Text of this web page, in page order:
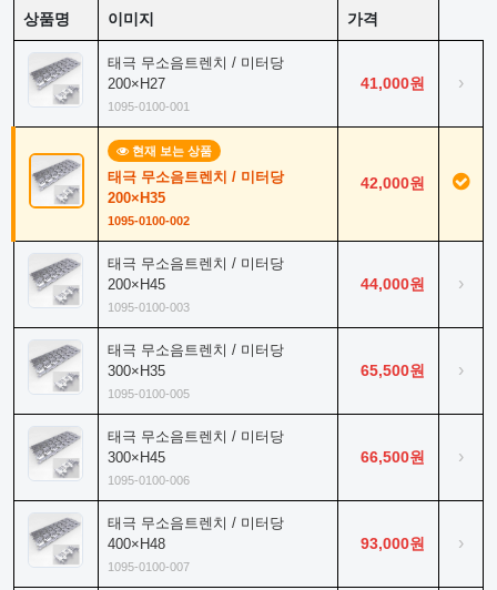
상품명 이미지 가격
태극 무소음트렌치 / 미터당
200×H27
1095-0100-001
41,000원 ›
현재 보는 상품
태극 무소음트렌치 / 미터당
200×H35
1095-0100-002
42,000원
태극 무소음트렌치 / 미터당
200×H45
1095-0100-003
44,000원 ›
태극 무소음트렌치 / 미터당
300×H35
1095-0100-005
65,500원 ›
태극 무소음트렌치 / 미터당
300×H45
1095-0100-006
66,500원 ›
태극 무소음트렌치 / 미터당
400×H48
1095-0100-007
93,000원 ›